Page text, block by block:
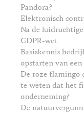
Pandora?
Elektronisch
Na de
GDPR-wet
Basiskennis
opstarten van
De roze flamingo
te weten dat het
onderneming?
De